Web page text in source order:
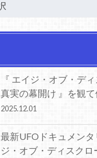
『 エイジ・オブ・デ
真実の幕開け 』を観て
2025.12.01
最新UFOドキュメンタ
ジ・オブ・ディスクロ